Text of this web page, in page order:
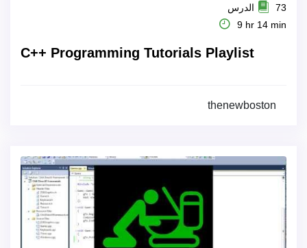
73 الدرس
9 hr 14 min
C++ Programming Tutorials Playlist
thenewboston